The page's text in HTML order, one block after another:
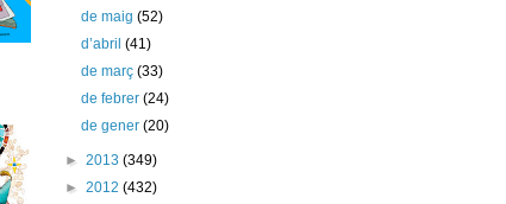
de maig(52)
d’abril(41)
de març(33)
de febrer(24)
de gener(20)
► 2013 (349)
► 2012 (432)